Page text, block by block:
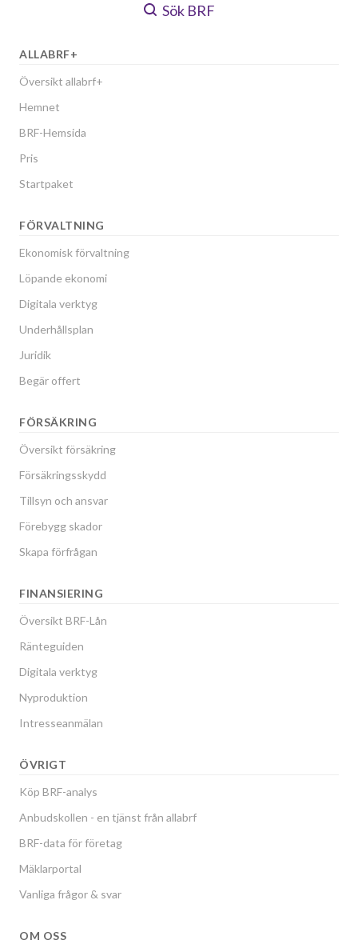
Sök BRF
ALLABRF+
Översikt allabrf+
Hemnet
BRF-Hemsida
Pris
Startpaket
FÖRVALTNING
Ekonomisk förvaltning
Löpande ekonomi
Digitala verktyg
Underhållsplan
Juridik
Begär offert
FÖRSÄKRING
Översikt försäkring
Försäkringsskydd
Tillsyn och ansvar
Förebygg skador
Skapa förfrågan
FINANSIERING
Översikt BRF-Lån
Ränteguiden
Digitala verktyg
Nyproduktion
Intresseanmälan
ÖVRIGT
Köp BRF-analys
Anbudskollen - en tjänst från allabrf
BRF-data för företag
Mäklarportal
Vanliga frågor & svar
OM OSS